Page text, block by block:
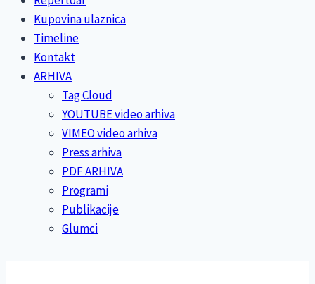
Kupovina ulaznica
Timeline
Kontakt
ARHIVA
Tag Cloud
YOUTUBE video arhiva
VIMEO video arhiva
Press arhiva
PDF ARHIVA
Programi
Publikacije
Glumci